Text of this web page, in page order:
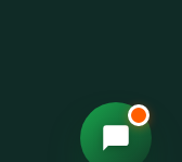
Flipper, AEB